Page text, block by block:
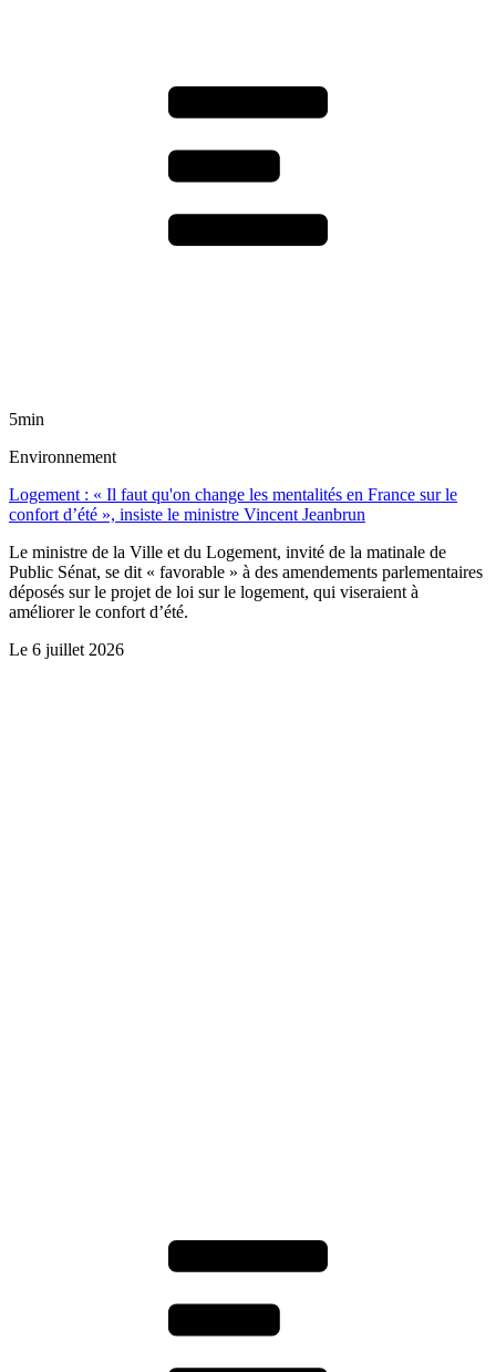
5min
Environnement
Logement : « Il faut qu'on change les mentalités en France sur le
confort d’été », insiste le ministre Vincent Jeanbrun
Le ministre de la Ville et du Logement, invité de la matinale de
Public Sénat, se dit « favorable » à des amendements parlementaires
déposés sur le projet de loi sur le logement, qui viseraient à
améliorer le confort d’été.
Le 6 juillet 2026